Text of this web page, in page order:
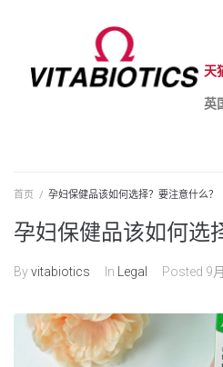
天
英
首页 / 孕妇保健品该如何选择？要注意什么？
孕妇保健品该如何选
Byvitabiotics In Legal Posted 9